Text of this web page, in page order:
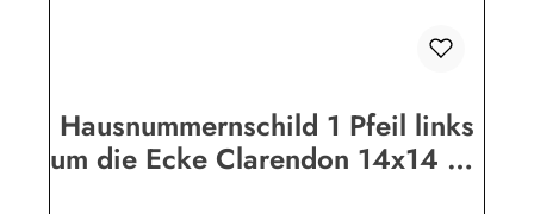
Hausnummernschild 1 Pfeil links
um die Ecke Clarendon 14x14 cm